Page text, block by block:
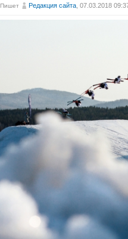
Пишет Редакция сайта , 07.03.2018